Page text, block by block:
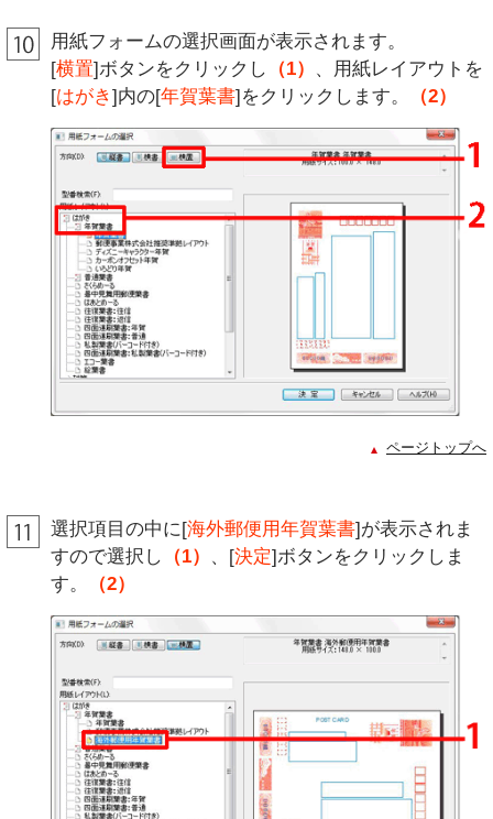
用紙フォームの選択画面が表示されます。
[横置]ボタンをクリックし （1）
、用紙レイアウトを
[はがき]内の[年賀葉書]をクリックします。 （2）
ページトップへ
選択項目の中に[海外郵便用年賀葉書]が表示されま
すので選択し
（1） 、[決定]ボタンをクリックしま
す。
（2）